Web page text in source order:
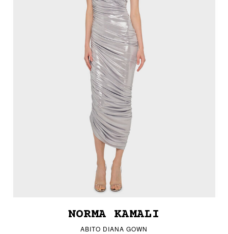
NORMA KAMALI
ABITO DIANA GOWN